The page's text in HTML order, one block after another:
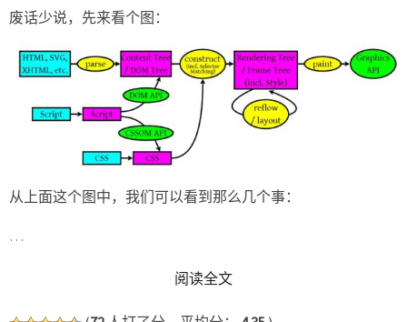
废话少说，先来看个图：
从上面这个图中，我们可以看到那么几个事：
…
阅读全文READ MORE